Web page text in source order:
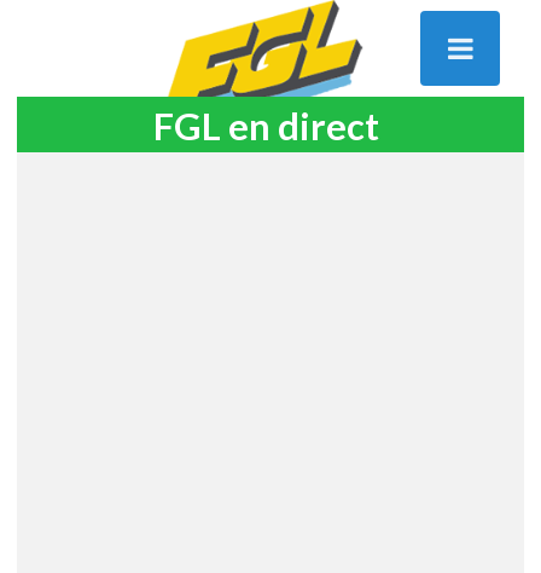
FGL en direct